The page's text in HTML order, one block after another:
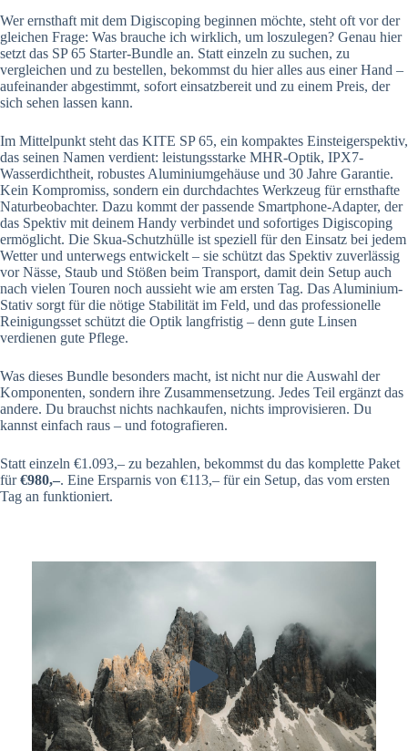
Wer ernsthaft mit dem Digiscoping beginnen möchte, steht oft vor der
gleichen Frage: Was brauche ich wirklich, um loszulegen? Genau hier
setzt das SP 65 Starter-Bundle an. Statt einzeln zu suchen, zu
vergleichen und zu bestellen, bekommst du hier alles aus einer Hand –
aufeinander abgestimmt, sofort einsatzbereit und zu einem Preis, der
sich sehen lassen kann.
Im Mittelpunkt steht das KITE SP 65, ein kompaktes Einsteigerspektiv,
das seinen Namen verdient: leistungsstarke MHR-Optik, IPX7-
Wasserdichtheit, robustes Aluminiumgehäuse und 30 Jahre Garantie.
Kein Kompromiss, sondern ein durchdachtes Werkzeug für ernsthafte
Naturbeobachter. Dazu kommt der passende Smartphone-Adapter, der
das Spektiv mit deinem Handy verbindet und sofortiges Digiscoping
ermöglicht. Die Skua-Schutzhülle ist speziell für den Einsatz bei jedem
Wetter und unterwegs entwickelt – sie schützt das Spektiv zuverlässig
vor Nässe, Staub und Stößen beim Transport, damit dein Setup auch
nach vielen Touren noch aussieht wie am ersten Tag. Das Aluminium-
Stativ sorgt für die nötige Stabilität im Feld, und das professionelle
Reinigungsset schützt die Optik langfristig – denn gute Linsen
verdienen gute Pflege.
Was dieses Bundle besonders macht, ist nicht nur die Auswahl der
Komponenten, sondern ihre Zusammensetzung. Jedes Teil ergänzt das
andere. Du brauchst nichts nachkaufen, nichts improvisieren. Du
kannst einfach raus – und fotografieren.
Statt einzeln €1.093,– zu bezahlen, bekommst du das komplette Paket
für€980,–. Eine Ersparnis von €113,– für ein Setup, das vom ersten
Tag an funktioniert.